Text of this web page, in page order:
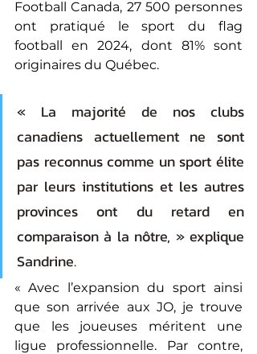
Football Canada, 27 500 personnes
ont pratiqué le sport du flag
football en 2024, dont 81% sont
originaires du Québec.
« La majorité de nos clubs
canadiens actuellement ne sont
pas reconnus comme un sport élite
par leurs institutions et les autres
provinces ont du retard en
comparaison à la nôtre, » explique
Sandrine.
« Avec l’expansion du sport ainsi
que son arrivée aux JO, je trouve
que les joueuses méritent une
ligue professionnelle. Par contre,